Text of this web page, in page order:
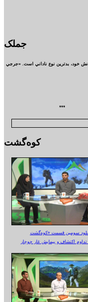
جملک
خود، بدترين نوع ناداني است. «جرجي
***
کوه‌گشت
اکتشاف و پیمایش غار جوجار